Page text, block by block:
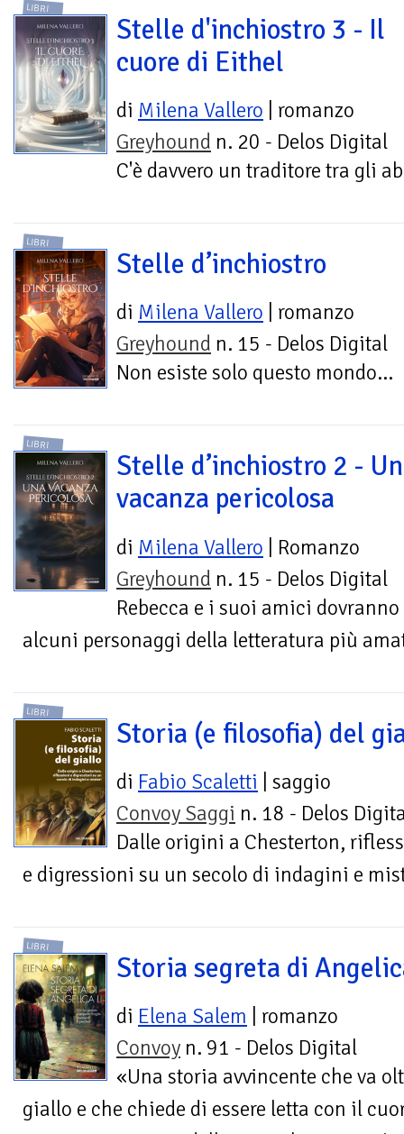
LIBRI
Stelle d'inchiostro 3 - Il
cuore di Eithel
di Milena Vallero | romanzo
Greyhound n. 20 - Delos Digital
C'è davvero un traditore tra gli
LIBRI
Stelle d’inchiostro
di Milena Vallero | romanzo
Greyhound n. 15 - Delos Digital
Non esiste solo questo mondo...
LIBRI
Stelle d’inchiostro 2 -
vacanza pericolosa
di Milena Vallero | Romanzo
Greyhound n. 15 - Delos Digital
Rebecca e i suoi amici
alcuni personaggi della letteratura più
LIBRI
Storia (e filosofia) del
di Fabio Scaletti | saggio
Convoy Saggi n. 18 - Delos
Dalle origini a Chesterton,
e digressioni su un secolo di indagini e
LIBRI
Storia segreta di
di Elena Salem | romanzo
Convoy n. 91 - Delos Digital
«Una storia avvincente che va
giallo e che chiede di essere letta con il